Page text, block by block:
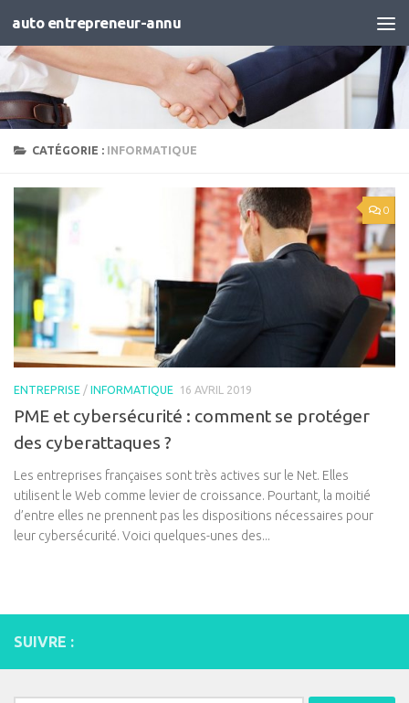
Skip to content
auto entrepreneur-annu
CATÉGORIE : INFORMATIQUE
0
ENTREPRISE / INFORMATIQUE 16 AVRIL 2019
PME et cybersécurité : comment se protéger
des cyberattaques ?
Les entreprises françaises sont très actives sur le Net. Elles
utilisent le Web comme levier de croissance. Pourtant, la moitié
d’entre elles ne prennent pas les dispositions nécessaires pour
leur cybersécurité. Voici quelques-unes des...
SUIVRE :